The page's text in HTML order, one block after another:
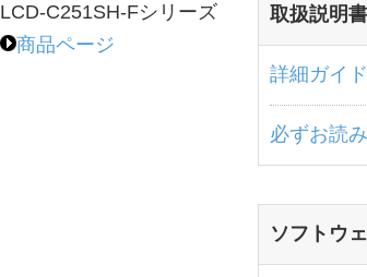
LCD-C251SH-Fシリーズ
商品ページ
取扱説明
詳細ガイド
必ずお読
ソフトウ